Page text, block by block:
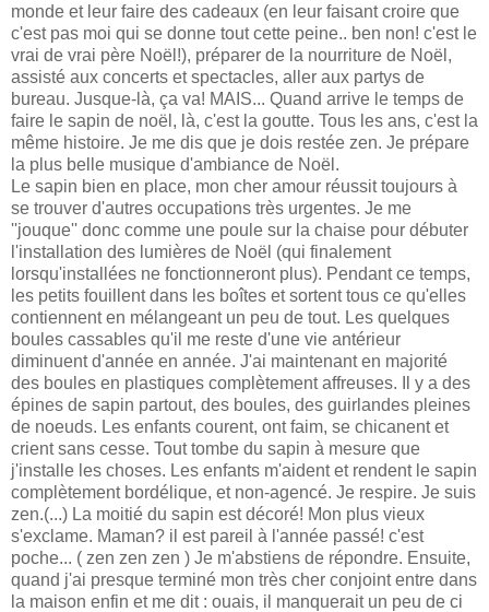
monde et leur faire des cadeaux (en leur faisant croire que
c'est pas moi qui se donne tout cette peine.. ben non! c'est le
vrai de vrai père Noël!), préparer de la nourriture de Noël,
assisté aux concerts et spectacles, aller aux partys de
bureau. Jusque-là, ça va! MAIS... Quand arrive le temps de
faire le sapin de noël, là, c'est la goutte. Tous les ans, c'est la
même histoire. Je me dis que je dois restée zen. Je prépare
la plus belle musique d'ambiance de Noël.
Le sapin bien en place, mon cher amour réussit toujours à
se trouver d'autres occupations très urgentes. Je me
''jouque'' donc comme une poule sur la chaise pour débuter
l'installation des lumières de Noël (qui finalement
lorsqu'installées ne fonctionneront plus). Pendant ce temps,
les petits fouillent dans les boîtes et sortent tous ce qu'elles
contiennent en mélangeant un peu de tout. Les quelques
boules cassables qu'il me reste d'une vie antérieur
diminuent d'année en année. J'ai maintenant en majorité
des boules en plastiques complètement affreuses. Il y a des
épines de sapin partout, des boules, des guirlandes pleines
de noeuds. Les enfants courent, ont faim, se chicanent et
crient sans cesse. Tout tombe du sapin à mesure que
j'installe les choses. Les enfants m'aident et rendent le sapin
complètement bordélique, et non-agencé. Je respire. Je suis
zen.(...) La moitié du sapin est décoré! Mon plus vieux
s'exclame. Maman? il est pareil à l'année passé! c'est
poche... ( zen zen zen ) Je m'abstiens de répondre. Ensuite,
quand j'ai presque terminé mon très cher conjoint entre dans
la maison enfin et me dit : ouais, il manquerait un peu de ci